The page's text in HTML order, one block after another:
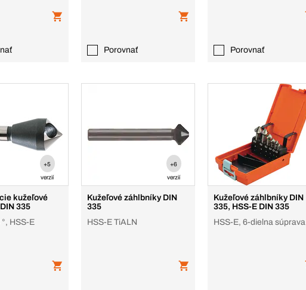
Porovnať Porovnať
+5
verzií
kužeľové
335
HSS-E
+6
verzií
Kužeľové záhlbníky DIN
335
HSS-E TiALN
Kužeľové záhlbníky DIN
335, HSS-E DIN 335
HSS-E, 6-dielna súprava